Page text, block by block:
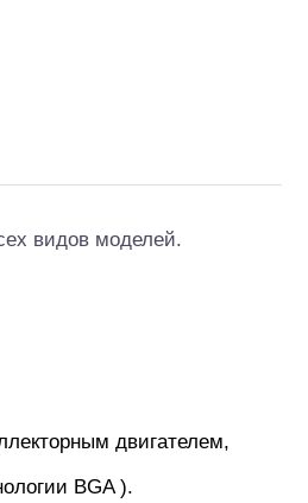
видов моделей.
двигателем,
BGA ).